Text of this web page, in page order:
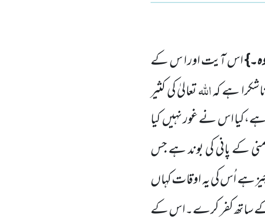
اس آیتاور ا س کے
ہے کہاللّٰہتعالیٰ کی کثیر
ہے،کیا اس نے غور نہیںکیا
کے پانی کی بوندہے جس
ہے اُس کی یہ اوقات کہاں
کے ساتھ کفر کرے۔اس کے